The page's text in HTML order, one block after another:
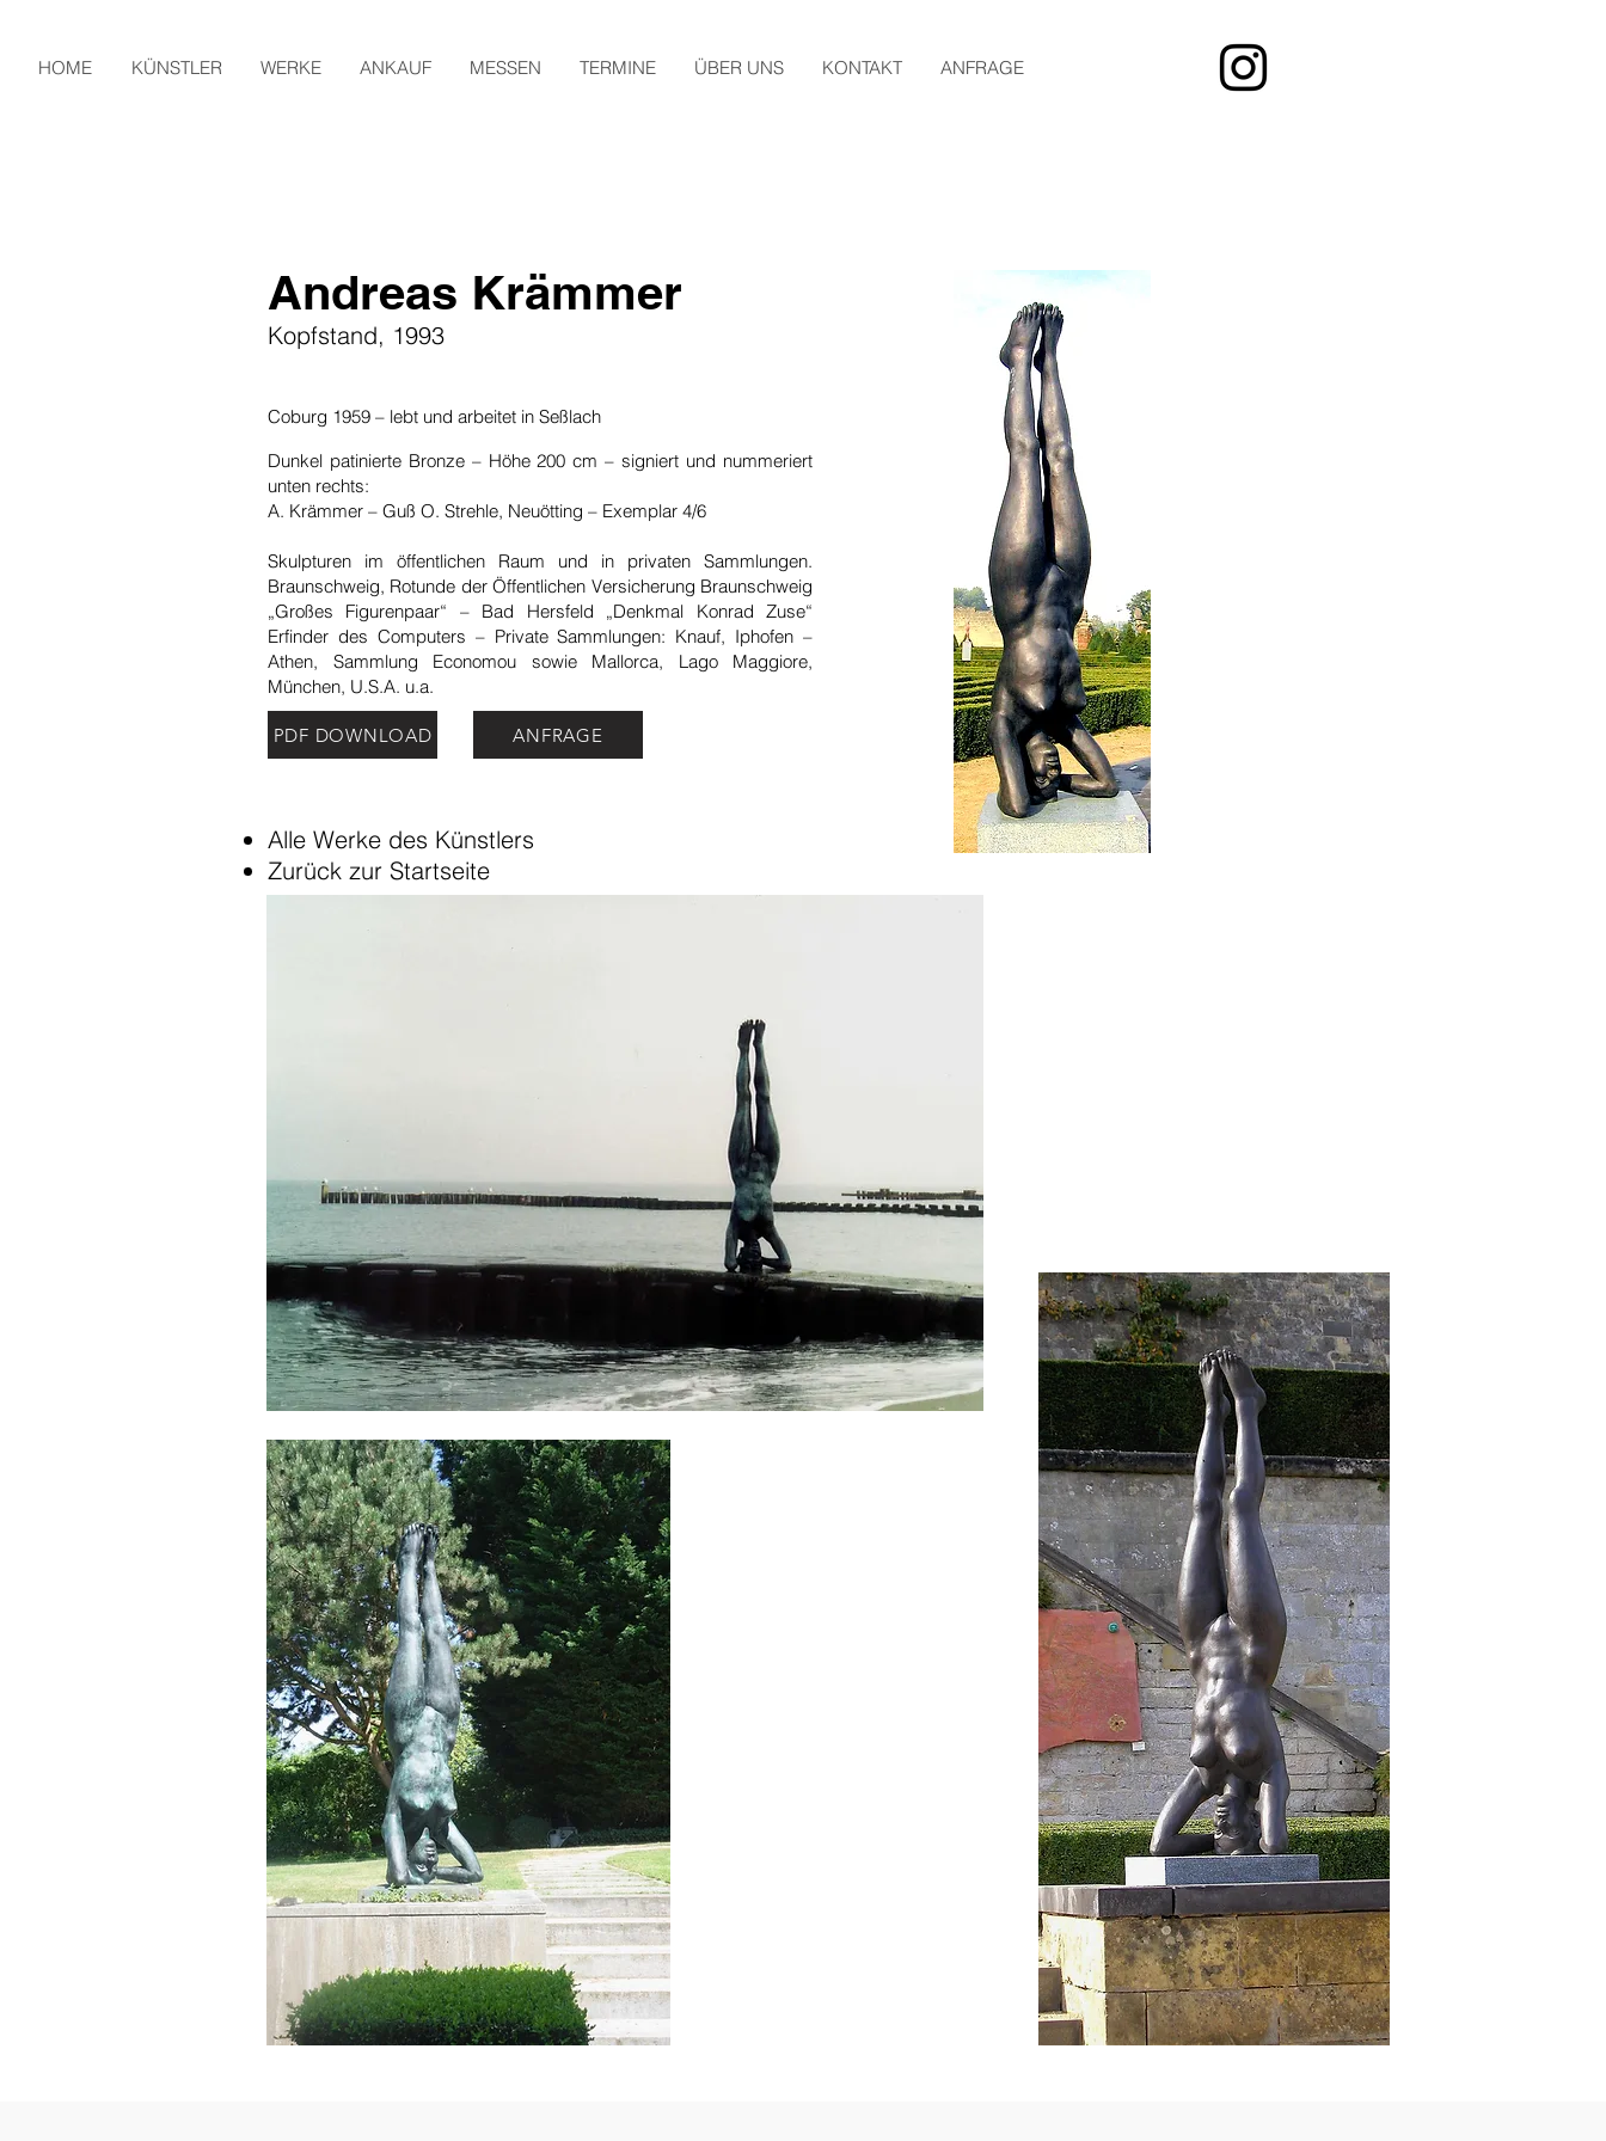
HOME KÜNSTLER WERKE ANKAUF MESSEN TERMINE ÜBER UNS KONTAKT ANFRAGE
Andreas Krämmer
Kopfstand, 1993
Coburg 1959 – lebt und arbeitet in Seßlach
Dunkel patinierte Bronze – Höhe 200 cm – signiert und nummeriert
unten rechts:
A. Krämmer – Guß O. Strehle, Neuötting – Exemplar 4/6
Skulpturen im öffentlichen Raum und in privaten Sammlungen.
Braunschweig, Rotunde der Öffentlichen Versicherung Braunschweig
„Großes Figurenpaar“ – Bad Hersfeld „Denkmal Konrad Zuse“
Erfinder des Computers – Private Sammlungen: Knauf, Iphofen –
Athen, Sammlung Economou sowie Mallorca, Lago Maggiore,
München, U.S.A. u.a.
PDF DOWNLOAD ANFRAGE
Alle Werke des Künstlers
Zurück zur Startseite